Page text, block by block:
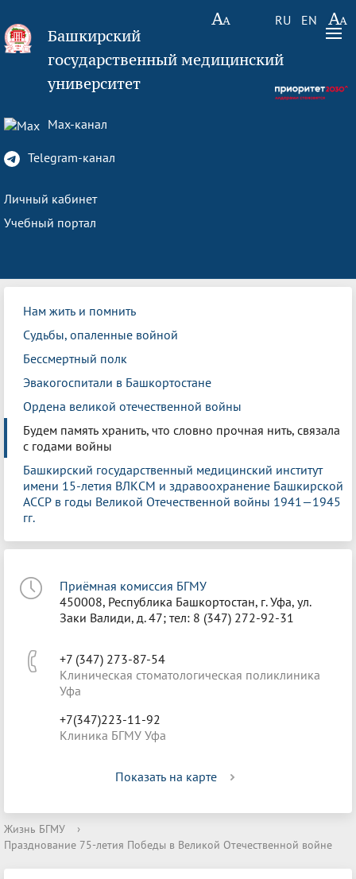
RU EN
Башкирский
государственный медицинский
университет
Max-канал
Telegram-канал
Личный кабинет
Учебный портал
Нам жить и помнить
Судьбы, опаленные войной
Бессмертный полк
Эвакогоспитали в Башкортостане
Ордена великой отечественной войны
Будем память хранить, что словно прочная нить, связала
с годами войны
Башкирский государственный медицинский институт
имени 15-летия ВЛКСМ и здравоохранение Башкирской
АССР в годы Великой Отечественной войны 1941—1945
гг.
Приёмная комиссия БГМУ
450008, Республика Башкортостан, г. Уфа, ул.
Заки Валиди, д. 47; тел: 8 (347) 272-92-31
+7 (347) 273-87-54
Клиническая стоматологическая поликлиника
Уфа
+7(347)223-11-92
Клиника БГМУ Уфа
Показать на карте
Жизнь БГМУ
›
Празднование 75-летия Победы в Великой Отечественной войне